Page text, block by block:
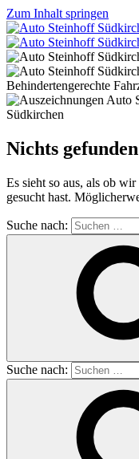
Zum Inhalt springen
Nichts gefunden
Es sieht so aus, als ob
gesucht hast.
Suche nach:
Suche nach: